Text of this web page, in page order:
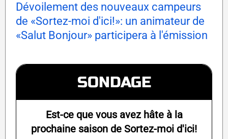
Dévoilement des nouveaux campeurs
de «Sortez-moi d'ici!»: un animateur de
«Salut Bonjour» participera à l'émission
SONDAGE
Est-ce que vous avez hâte à la
prochaine saison de Sortez-moi d'ici!